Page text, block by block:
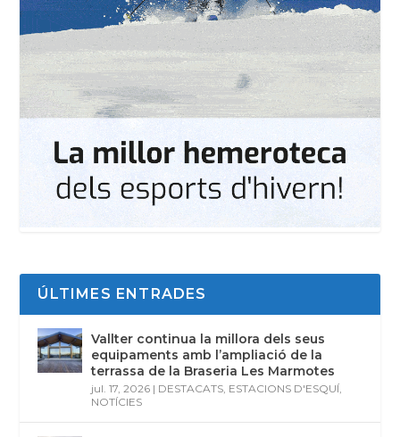
ÚLTIMES ENTRADES
Vallter continua la millora dels seus
equipaments amb l’ampliació de la
terrassa de la Braseria Les Marmotes
jul. 17, 2026 | DESTACATS ESTACIONS D'ESQUÍ
NOTÍCIES